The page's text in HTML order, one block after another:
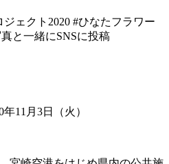
ェクト2020 #ひなたフラワー
と一緒にSNSに投稿
11月3日（火）